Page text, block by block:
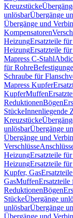
Kreuzstücke
unlösbarÜbergänge
Übergänge und
Kompensatoren
HeizungErsatzteile
HeizungErsatzteile
Mapress C-Stahl
für Rohre
Schraube für
Mapress Kupfer
KupferMuffen
ReduktionenBögen
StückeInnenliegende
Kreuzstücke
unlösbarÜbergänge
Übergänge und
Verschlüsse
HeizungErsatzteile
HeizungErsatzteile
Kupfer, Gas
GasMuffen
ReduktionenBögen
StückeÜbergänge
unlösbarÜbergänge
Übergänge und